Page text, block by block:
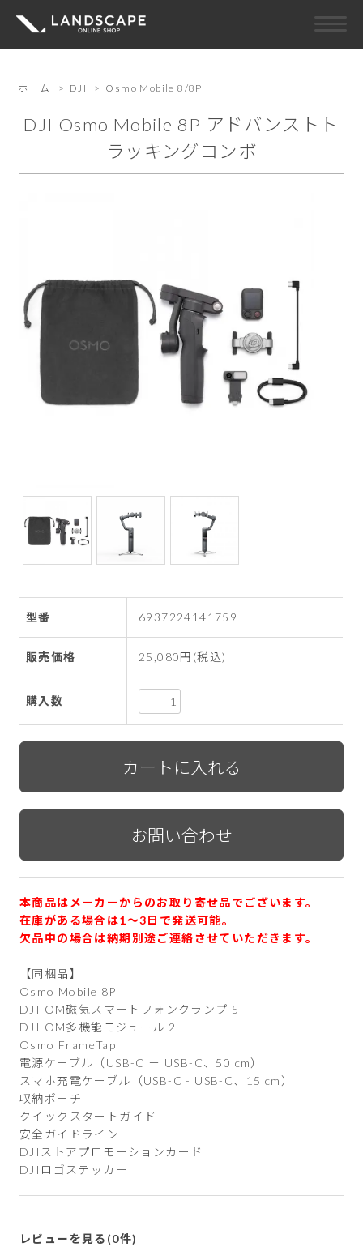
ホーム > DJI > Osmo Mobile 8/8P
DJI Osmo Mobile 8P アドバンストト
ラッキングコンボ
型番 6937224141759
販売価格 25,080円(税込)
購入数
本商品はメーカーからのお取り寄せ品でございます。
在庫がある場合は1〜3日で発送可能。
欠品中の場合は納期別途ご連絡させていただきます。
【同梱品】
Osmo Mobile 8P
DJI OM磁気スマートフォンクランプ 5
DJI OM多機能モジュール 2
Osmo FrameTap
電源ケーブル（USB-C － USB-C、50 cm）
スマホ充電ケーブル（USB-C - USB-C、15 cm）
収納ポーチ
クイックスタートガイド
安全ガイドライン
DJIストアプロモーションカード
DJIロゴステッカー
レビューを見る(0件)